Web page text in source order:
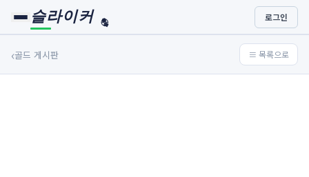
슬라이커 🏀
⚾ 로그인
‹골드 게시판 ≡ 목록으로